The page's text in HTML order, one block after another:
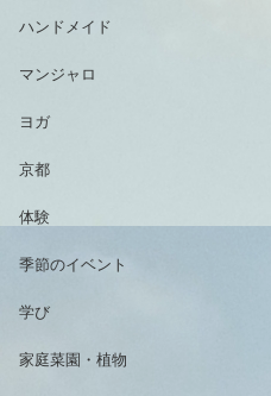
ハンドメイド
マンジャロ
ヨガ
京都
体験
季節のイベント
学び
家庭菜園・植物